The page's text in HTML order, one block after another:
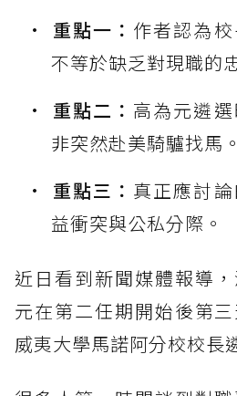
重點一： 作者認為
不等於缺乏對現職的
重點二： 高為元遴
非突然赴美騎驢找馬。
重點三： 真正應討
益衝突與公私分際。
近日看到新聞媒體報導
元在第二任期開始後第
威夷大學馬諾阿分校校長